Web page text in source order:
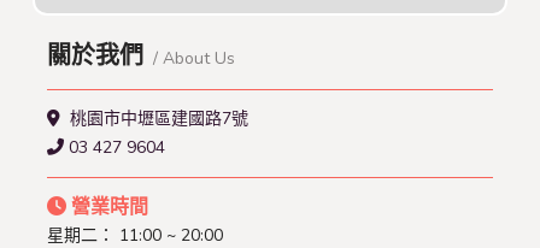
關於我們 / About Us
桃園市中壢區建國路7號
03 427 9604
營業時間
星期二： 11:00 ~ 20:00